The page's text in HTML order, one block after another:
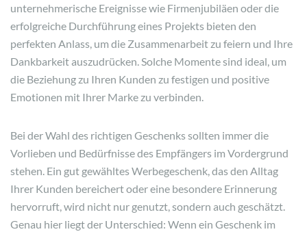
unternehmerische Ereignisse wie Firmenjubiläen oder die
erfolgreiche Durchführung eines Projekts bieten den
perfekten Anlass, um die Zusammenarbeit zu feiern und Ihre
Dankbarkeit auszudrücken. Solche Momente sind ideal, um
die Beziehung zu Ihren Kunden zu festigen und positive
Emotionen mit Ihrer Marke zu verbinden.
Bei der Wahl des richtigen Geschenks sollten immer die
Vorlieben und Bedürfnisse des Empfängers im Vordergrund
stehen. Ein gut gewähltes Werbegeschenk, das den Alltag
Ihrer Kunden bereichert oder eine besondere Erinnerung
hervorruft, wird nicht nur genutzt, sondern auch geschätzt.
Genau hier liegt der Unterschied: Wenn ein Geschenk im